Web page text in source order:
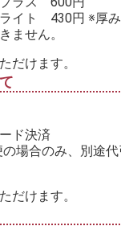
イト 430円 ※厚
ません。
だけます。
ド決済
場合のみ、別途
だけます。